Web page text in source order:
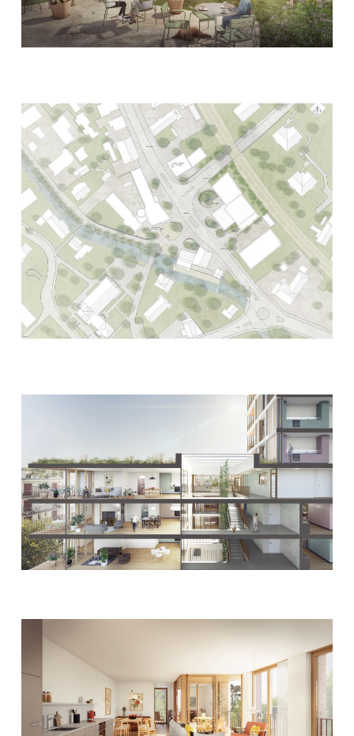
Baukonstrukt AG
NBG Ingenieure AG